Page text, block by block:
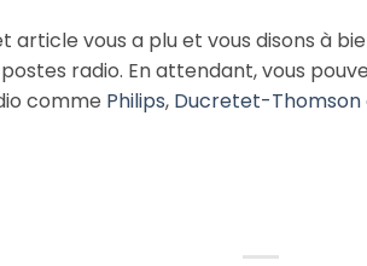
article vous a plu et vous disons à
radio. En attendant, vous
comme Philips, Ducretet-Thomson